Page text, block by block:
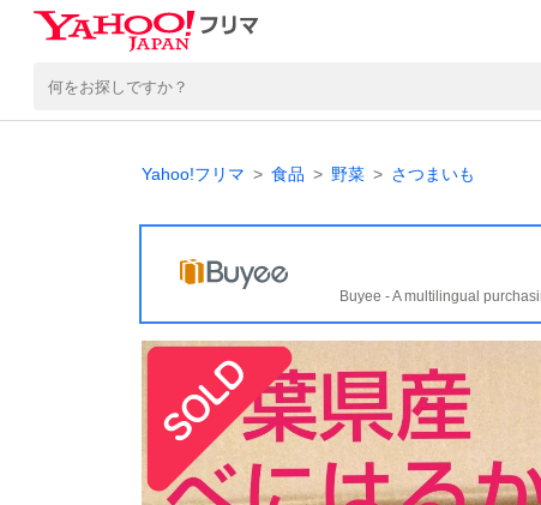
Yahoo!フリマ 食品 野菜 さつまいも
Buyee - A multilingual